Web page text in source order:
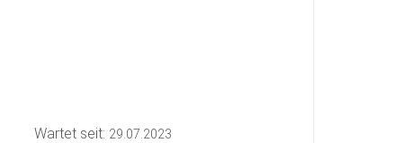
Wartet seit: 29.07.2023